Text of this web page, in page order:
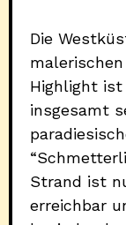
Die
Highlight ist
insgesamt
Strand ist
erreichbar